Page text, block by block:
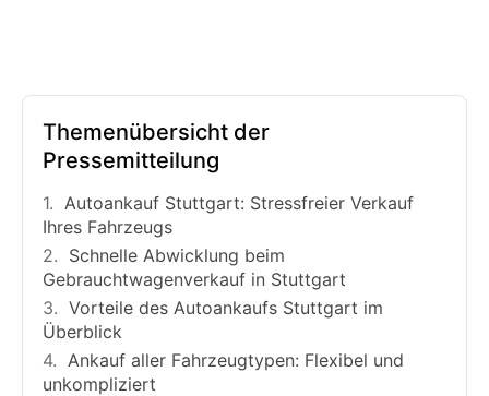
Themenübersicht der
Pressemitteilung
Autoankauf Stuttgart: Stressfreier Verkauf
Ihres Fahrzeugs
Schnelle Abwicklung beim
Gebrauchtwagenverkauf in Stuttgart
Vorteile des Autoankaufs Stuttgart im
Überblick
Ankauf aller Fahrzeugtypen: Flexibel und
unkompliziert